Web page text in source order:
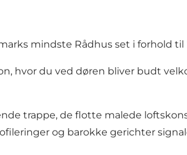
mindste Rådhus set i forhold
hvor du ved døren bliver budt
trappe, de flotte malede
og barokke gerichter